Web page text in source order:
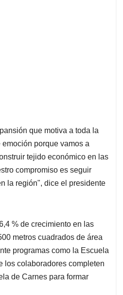
que motiva a toda la
porque vamos a
tejido económico en las
compromiso es seguir
la región", dice el presidente
% de crecimiento en las
metros cuadrados de área
programas como la Escuela
los colaboradores completen
de Carnes para formar